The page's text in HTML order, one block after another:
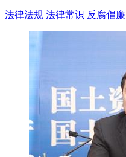
法律法规 法律常识 反腐倡廉